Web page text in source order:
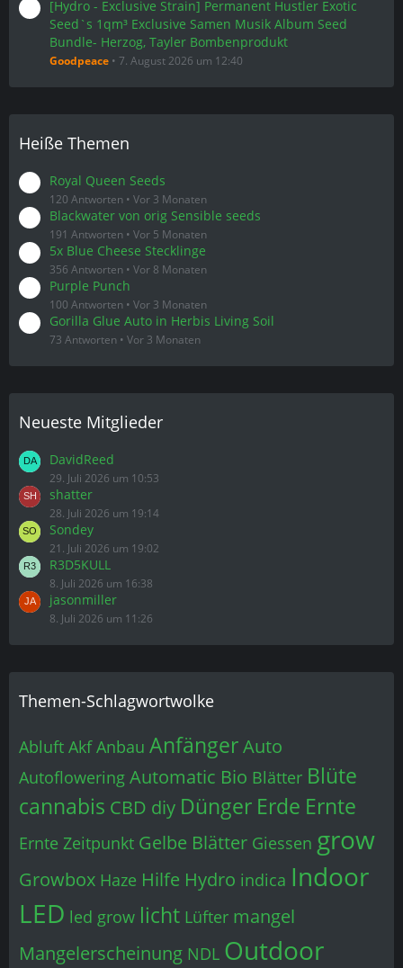
[Hydro - Exclusive Strain] Permanent Hustler Exotic
Seed`s 1qm³ Exclusive Samen Musik Album Seed
Bundle- Herzog, Tayler Bombenprodukt
Goodpeace 7. August 2026 um 12:40
Heiße Themen
Royal Queen Seeds
120 Antworten Vor 3 Monaten
Blackwater von orig Sensible seeds
191 Antworten Vor 5 Monaten
5x Blue Cheese Stecklinge
356 Antworten Vor 8 Monaten
Purple Punch
100 Antworten Vor 3 Monaten
Gorilla Glue Auto in Herbis Living Soil
73 Antworten Vor 3 Monaten
Neueste Mitglieder
DavidReed
29. Juli 2026 um 10:53
shatter
28. Juli 2026 um 19:14
Sondey
21. Juli 2026 um 19:02
R3D5KULL
8. Juli 2026 um 16:38
jasonmiller
8. Juli 2026 um 11:26
Themen-Schlagwortwolke
Abluft Akf Anbau AnfängerAuto
Autoflowering Automatic Bio Blätter Blüte
cannabis CBD diy Dünger Erde Ernte
Ernte Zeitpunkt Gelbe Blätter Giessen grow
Growbox Haze Hilfe Hydro indica Indoor
LED led grow licht Lüfter mangel
Mangelerscheinung NDL Outdoor